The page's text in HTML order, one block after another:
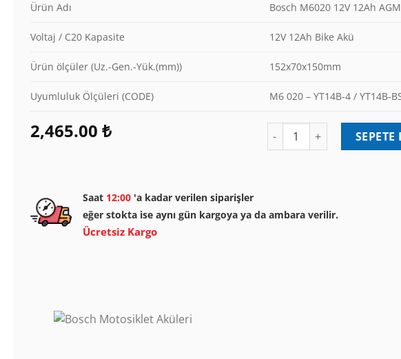
Ürün Adı Bosch M6020 12V 12Ah
Voltaj / C20 Kapasite 12V 12Ah Bike Akü
Ürün ölçüler (Uz.-Gen.-Yük.(mm)) 152x70x150mm
Uyumluluk Ölçüleri (CODE) M6 020 – YT14B-4 / YT14B-
2,465.00 ₺ Bosch M6020 12V 12Ah
SEPETE
Saat 12:00 'a kadar verilen siparişler
eğer stokta ise aynı gün kargoya ya da ambara verilir.
Ücretsiz Kargo